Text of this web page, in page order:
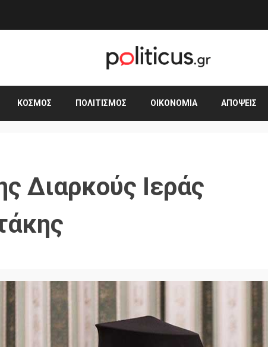
ΚΌΣΜΟΣ ΠΟΛΙΤΙΣΜΌΣ ΟΙΚΟΝΟΜΊΑ ΑΠΌΨΕΙΣ
Διαρκούς Ιεράς